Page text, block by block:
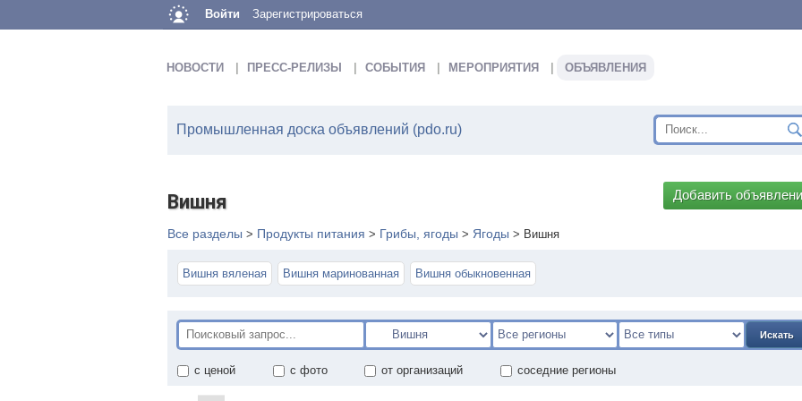
Войти Зарегистрироваться
НОВОСТИ ПРЕСС-РЕЛИЗЫ СОБЫТИЯ МЕРОПРИЯТИЯ ОБЪЯВЛЕНИЯ
Промышленная доска объявлений (pdo.ru)
Вишня Добавить
Все разделы > Продукты питания > Грибы, ягоды > Ягоды > Вишня
Вишня вяленая Вишня маринованная Вишня обыкновенная
Искать
с ценой с фото от организаций соседние регионы